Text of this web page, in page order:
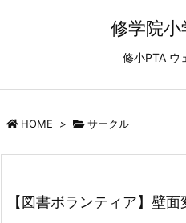
修学院小
修小PTA ウ
HOME > サークル
【図書ボランティア】壁